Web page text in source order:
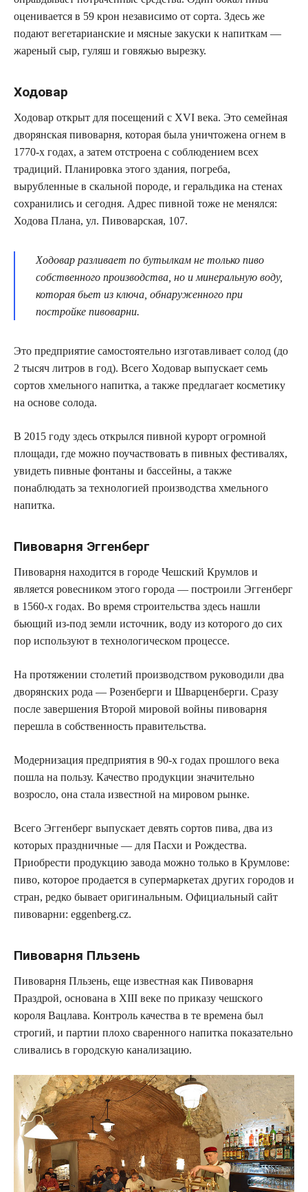
оценивается в 59 крон независимо от сорта. Здесь же
подают вегетарианские и мясные закуски к напиткам —
жареный сыр, гуляш и говяжью вырезку.
Ходовар
Ходовар открыт для посещений с XVI века. Это семейная
дворянская пивоварня, которая была уничтожена огнем в
1770-х годах, а затем отстроена с соблюдением всех
традиций. Планировка этого здания, погреба,
вырубленные в скальной породе, и геральдика на стенах
сохранились и сегодня. Адрес пивной тоже не менялся:
Ходова Плана, ул. Пивоварская, 107.
Ходовар разливает по бутылкам не только пиво
собственного производства, но и минеральную воду,
которая бьет из ключа, обнаруженного при
постройке пивоварни.
Это предприятие самостоятельно изготавливает солод (до
2 тысяч литров в год). Всего Ходовар выпускает семь
сортов хмельного напитка, а также предлагает косметику
на основе солода.
В 2015 году здесь открылся пивной курорт огромной
площади, где можно поучаствовать в пивных фестивалях,
увидеть пивные фонтаны и бассейны, а также
понаблюдать за технологией производства хмельного
напитка.
Пивоварня Эггенберг
Пивоварня находится в городе Чешский Крумлов и
является ровесником этого города — построили Эггенберг
в 1560-х годах. Во время строительства здесь нашли
бьющий из-под земли источник, воду из которого до сих
пор используют в технологическом процессе.
На протяжении столетий производством руководили два
дворянских рода — Розенберги и Шварценберги. Сразу
после завершения Второй мировой войны пивоварня
перешла в собственность правительства.
Модернизация предприятия в 90-х годах прошлого века
пошла на пользу. Качество продукции значительно
возросло, она стала известной на мировом рынке.
Всего Эггенберг выпускает девять сортов пива, два из
которых праздничные — для Пасхи и Рождества.
Приобрести продукцию завода можно только в Крумлове:
пиво, которое продается в супермаркетах других городов и
стран, редко бывает оригинальным. Официальный сайт
пивоварни: eggenberg.cz.
Пивоварня Пльзень
Пивоварня Пльзень, еще известная как Пивоварня
Праздрой, основана в XIII веке по приказу чешского
короля Вацлава. Контроль качества в те времена был
строгий, и партии плохо сваренного напитка показательно
сливались в городскую канализацию.